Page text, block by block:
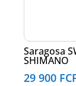
Saragosa
SHIMANO
29 900